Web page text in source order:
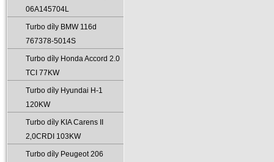
06A145704L
Turbo díly BMW 116d
767378-5014S
Turbo díly Honda Accord 2.0
TCI 77KW
Turbo díly Hyundai H-1
120KW
Turbo díly KIA Carens II
2‚0CRDI 103KW
Turbo díly Peugeot 206